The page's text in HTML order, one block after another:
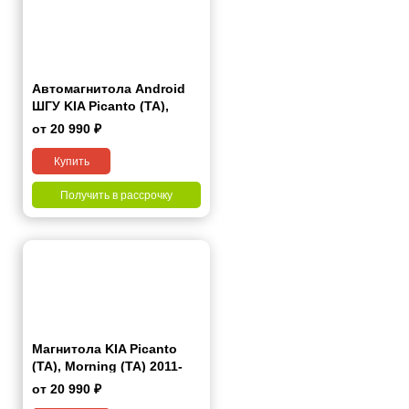
Автомагнитола Android
ШГУ KIA Picanto (TA),
Morning (TA) 2011-2017 9"
от 20 990 ₽
Купить
Получить в рассрочку
Магнитола KIA Picanto
(TA), Morning (TA) 2011-
2017 7 дюймов - 10.1 2/32
от 20 990 ₽